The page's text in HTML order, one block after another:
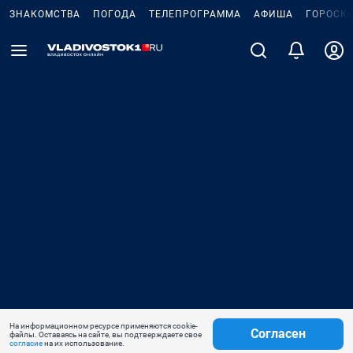
ЗНАКОМСТВА ПОГОДА ТЕЛЕПРОГРАММА АФИША
На информационном ресурсе применяются cookie-
файлы. Оставаясь на сайте, вы подтверждаете свое
согласиена их использование.
Согласен